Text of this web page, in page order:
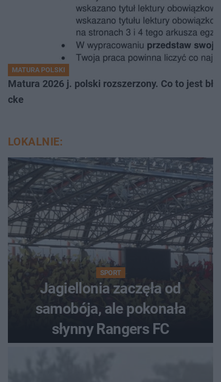
MATURA POLSKI
Matura 2026 j. polski rozszerzony. Co to jest
cke
LOKALNIE:
SPORT
Jagiellonia zaczęła od
samobója, ale pokonała
słynny Rangers FC